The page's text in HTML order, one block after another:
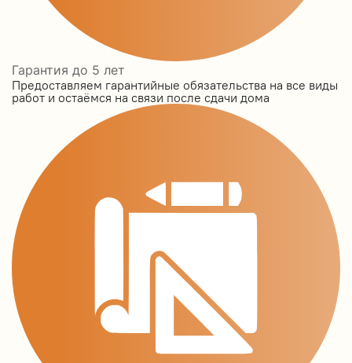
Гарантия до 5 лет
Предоставляем гарантийные обязательства на все виды
работ и остаёмся на связи после сдачи дома